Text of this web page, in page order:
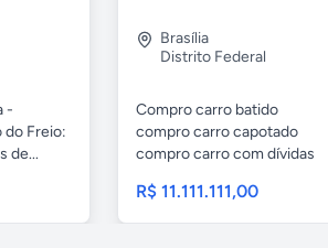
-
Freio:
de...
Brasília
Distrito Federal
Compro carro batido
compro carro capotado
compro carro com dívidas
R$ 11.111.111,00